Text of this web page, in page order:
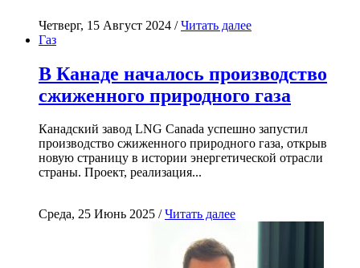
Четверг, 15 Август 2024 /Читать далее
Газ
В Канаде началось производство
сжиженного природного газа
Канадский завод LNG Canada успешно запустил
производство сжиженного природного газа, открыв
новую страницу в истории энергетической отрасли
страны. Проект, реализация...
Среда, 25 Июнь 2025 /Читать далее